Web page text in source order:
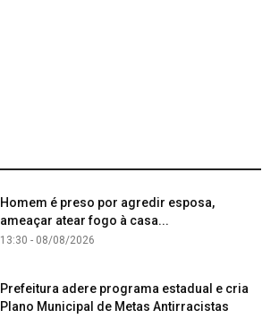
Homem é preso por agredir esposa,
ameaçar atear fogo à casa...
13:30 - 08/08/2026
Prefeitura adere programa estadual e cria
Plano Municipal de Metas Antirracistas